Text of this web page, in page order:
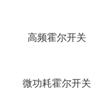
高频霍尔开关
微功耗霍尔开关